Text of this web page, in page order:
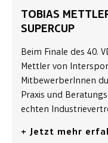
TOBIAS
SUPERCUP
Beim Finale des 40.
Mettler von
MitbewerberInnen
Praxis und
echten
+ Jetzt mehr